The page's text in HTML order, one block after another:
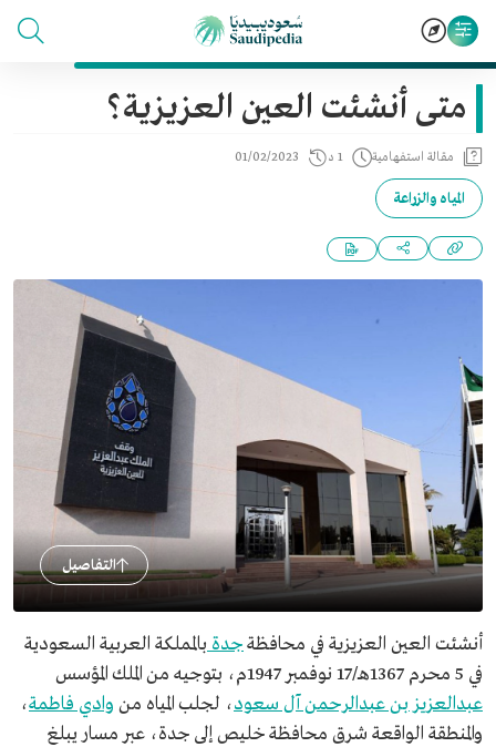
متى أنشئت العين العزيزية؟
مقالة استفهامية 1 د 01/02/2023
المياه والزراعة
التفاصيل
أنشئت العين العزيزية في محافظةجدة بالمملكة العربية السعودية
في 5 محرم 1367هـ/17 نوفمبر 1947م، بتوجيه من الملك المؤسس
عبدالعزيز بن عبدالرحمن آل سعود، لجلب المياه من وادي فاطمة،
والمنطقة الواقعة شرق محافظة خليص إلى جدة، عبر مسار يبلغ